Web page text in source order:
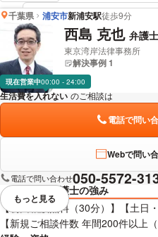
吉田 要介 弁護士
千葉県 浦安市新浦安駅徒歩9分
西島 克也 弁護士
東京湾岸法律事務所
解決事例 1
現在営業中00:00 - 24:00
生活費を入れない のご相談は
電話で問い
Webで問い
電話で問い合わせ050-5572-
弁護士の強み
【初回相談無料（30分）】【土日
【新規ご相談件数 年間200件以上
視覚的に省略されている要素を
もっと見る